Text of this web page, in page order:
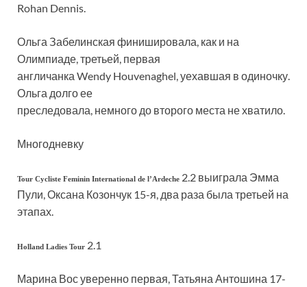
Rohan Dennis.
Ольга Забелинская финишировала, как и на
Олимпиаде, третьей, первая
англичанка Wendy Houvenaghel, уехавшая в одиночку.
Ольга долго ее
преследовала, немного до второго места не хватило.
Многодневку
Tour Cycliste Feminin International de l’Ardeche 2.2 выиграла Эмма
Пули, Оксана Козончук 15-я, два раза была третьей на
этапах.
Holland Ladies Tour 2.1
Марина Вос уверенно первая, Татьяна Антошина 17-